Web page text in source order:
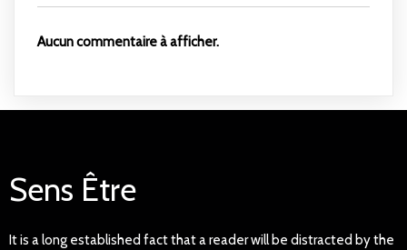
Aucun commentaire à afficher.
Sens Être
It is a long established fact that a reader will be distracted by the